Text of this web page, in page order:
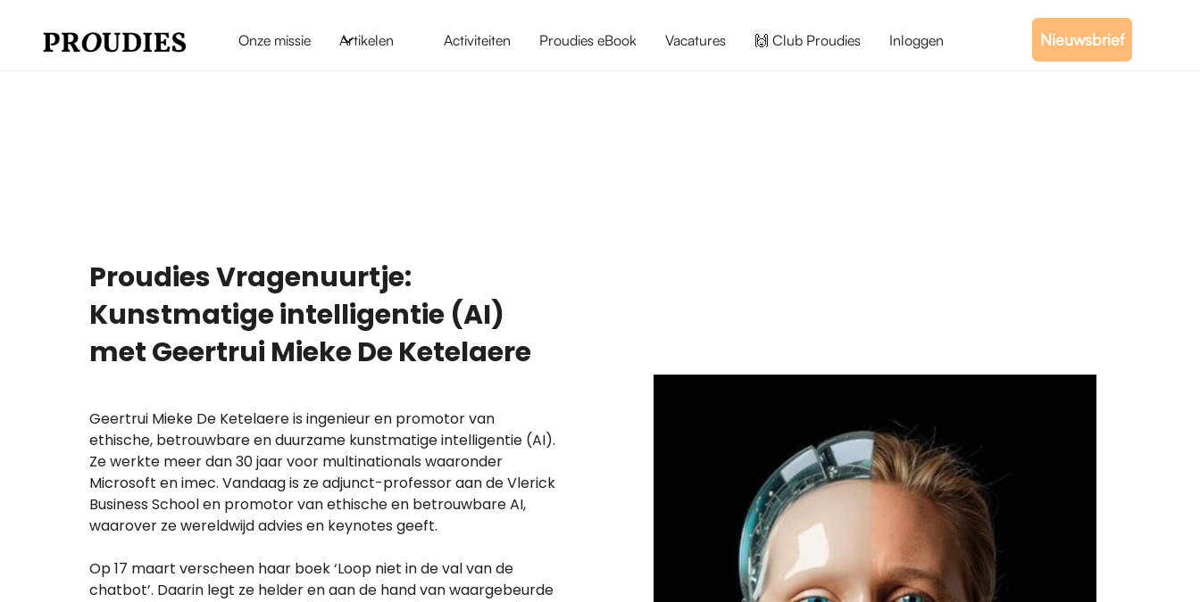
Onze missie Artikelen Activiteiten Proudies eBook Vacatures 🙌 Club Proudies Inloggen Nieuwsbrief
Proudies Vragenuurtje:
Kunstmatige intelligentie (AI)
met Geertrui Mieke De Ketelaere
Geertrui Mieke De Ketelaere is ingenieur en promotor van
ethische, betrouwbare en duurzame kunstmatige intelligentie (AI).
Ze werkte meer dan 30 jaar voor multinationals waaronder
Microsoft en imec. Vandaag is ze adjunct-professor aan de Vlerick
Business School en promotor van ethische en betrouwbare AI,
waarover ze wereldwijd advies en keynotes geeft.
Op 17 maart verscheen haar boek ‘Loop niet in de val van de
chatbot’. Daarin legt ze helder en aan de hand van waargebeurde